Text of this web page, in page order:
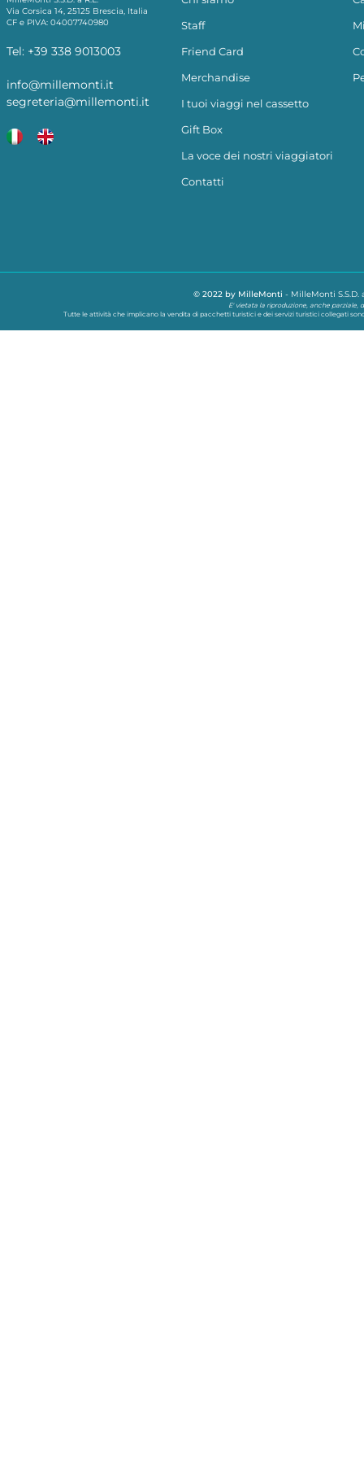
Via Corsica 14, 25125 Brescia, Italia
CF e PIVA: 04007740980
Tel: +39 338 9013003
info@millemonti.it
segreteria@millemonti.it
Staff
Friend Card
Merchandise
I tuoi viaggi nel cassetto
Gift Box
La voce dei nostri viaggiatori
Contatti
© 2022 by MilleMonti - MilleMonti S.S.D.
E' vietata la riproduzione, anche
Tutte le attività che implicano la vendita di pacchetti turistici e dei servizi turistici collegati